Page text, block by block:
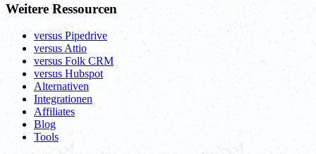
Weitere Ressourcen
versus Pipedrive
versus Attio
versus Folk CRM
versus Hubspot
Alternativen
Integrationen
Affiliates
Blog
Tools